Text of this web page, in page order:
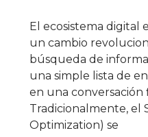
El ecosistema digital
un cambio
búsqueda de
una simple lista de
en una conversación
Tradicionalmente, el
Optimization) se